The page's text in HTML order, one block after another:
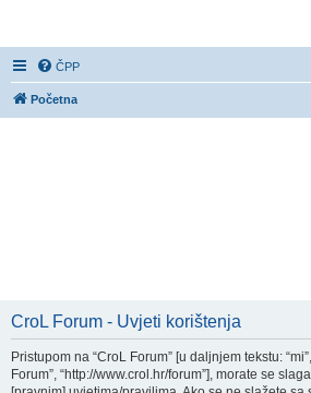
ČPP
Početna
CroL Forum - Uvjeti korištenja
Pristupom na “CroL Forum” [u daljnjem tekstu:
Forum”, “http://www.crol.hr/forum”], morate se